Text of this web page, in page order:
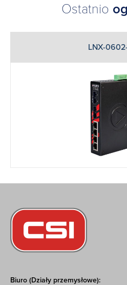
Ostatnio
LNX-
Biuro (Działy przemysłowe):